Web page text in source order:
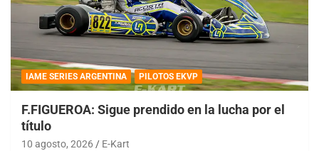
IAME SERIES ARGENTINA PILOTOS EKVP
F.FIGUEROA: Sigue prendido en la lucha por el
título
10 agosto, 2026 E-Kart